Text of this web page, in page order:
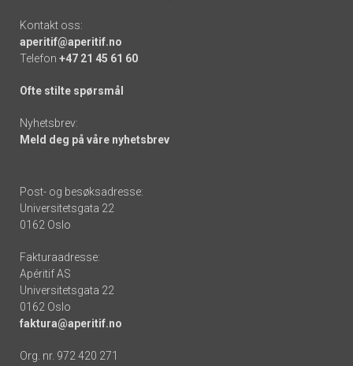
Kontakt oss:
aperitif@aperitif.no
Telefon +47 21 45 61 60
Ofte stilte spørsmål
Nyhetsbrev:
Meld deg på våre nyhetsbrev
Post- og besøksadresse:
Universitetsgata 22
0162 Oslo
Fakturaadresse:
Apéritif AS
Universitetsgata 22
0162 Oslo
faktura@aperitif.no
Org. nr. 972 420 271